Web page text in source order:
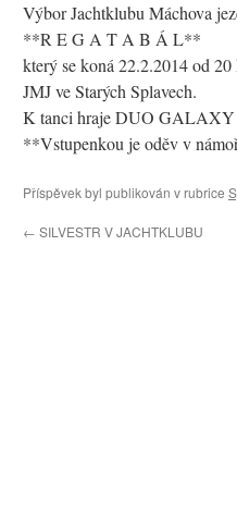
Výbor Jachtklubu Máchova
**R E G A T A B Á L**
který se koná 22.2.2014 od
JMJ ve Starých Splavech.
K tanci hraje DUO GALAXY
**Vstupenkou je oděv v
Příspěvek byl publikován v rubrice
← SILVESTR V JACHTKLUBU